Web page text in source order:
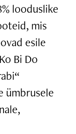
looduslike
mis
esile
Bi Do
ümbrusele